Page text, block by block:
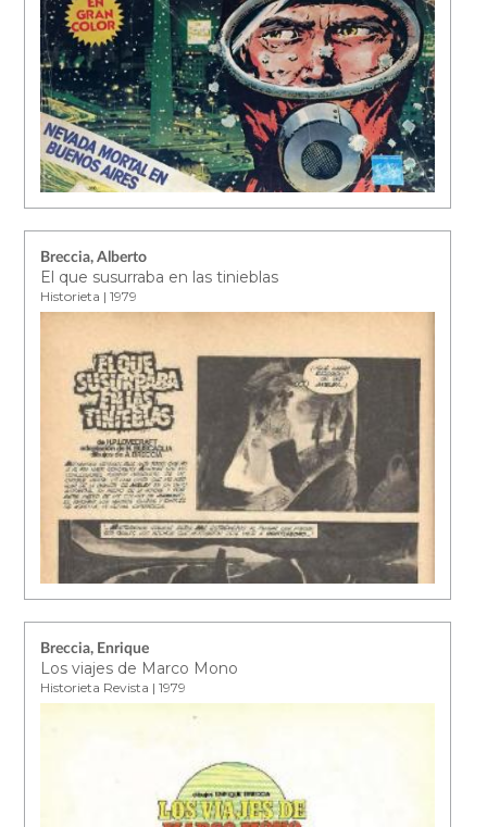
Breccia, Alberto
El que susurraba en las tinieblas
Historieta | 1979
Breccia, Enrique
Los viajes de Marco Mono
Historieta Revista | 1979